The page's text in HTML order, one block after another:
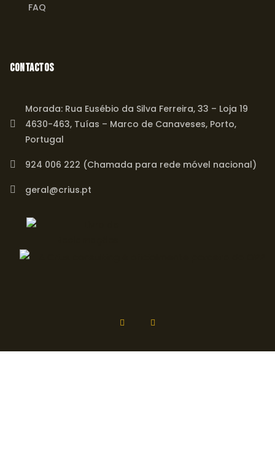
FAQ
Contactos
Morada: Rua Eusébio da Silva Ferreira, 33 – Loja 19
4630-463, Tuías – Marco de Canaveses, Porto,
Portugal
924 006 222 (Chamada para rede móvel nacional)
geral@crius.pt